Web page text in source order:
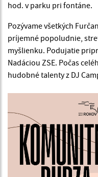
hod. v parku pri fontáne.
Pozývame všetkých
príjemné popoludnie,
myšlienku. Podujatie
Nadáciou ZSE. Počas
hudobné talenty z DJ